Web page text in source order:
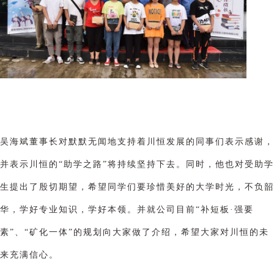
吴海斌董事长对默默无闻地支持着川恒发展的同事们表示感谢，
并表示川恒的“助学之路”将持续坚持下去。同时，他也对受助学
生提出了殷切期望，希望同学们要珍惜美好的大学时光，不负韶
华，学好专业知识，学好本领。并就公司目前“补短板·强要
素”、“矿化一体”的规划向大家做了介绍，希望大家对川恒的未
来充满信心。